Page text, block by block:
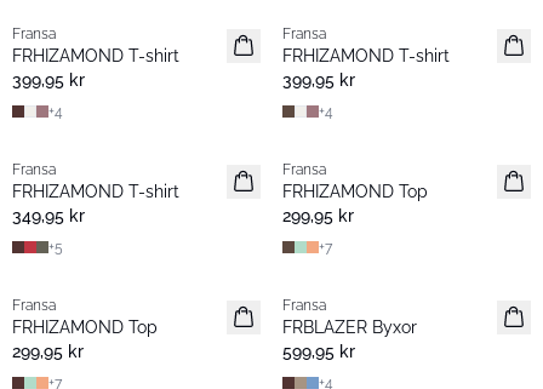
Nyhet
Fransa
FRHIZAMOND T-shirt
399,95 kr
+4
Nyhet
Fransa
FRHIZAMOND T-shirt
399,95 kr
+4
Nyhet
Fransa
FRHIZAMOND T-shirt
349,95 kr
+5
Extended size
Fransa
FRHIZAMOND Top
299,95 kr
+7
Nyhet
Fransa
FRHIZAMOND Top
299,95 kr
+7
Nyhet
Fransa
FRBLAZER Byxor
599,95 kr
+4